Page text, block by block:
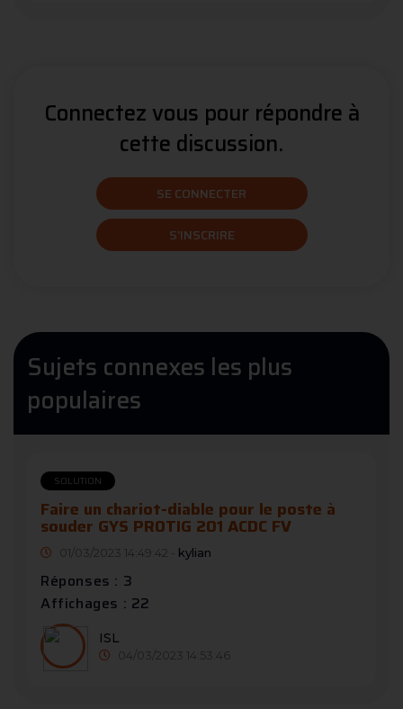
Connectez vous pour répondre à
cette discussion.
SE CONNECTER
S'INSCRIRE
Sujets connexes les plus
populaires
SOLUTION
Faire un chariot-diable pour le poste à
souder GYS PROTIG 201 ACDC FV
01/03/2023 14:49:42 - kylian
Réponses : 3
Affichages : 22
ISL
04/03/2023 14:53:46